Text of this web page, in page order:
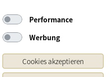
und zzgl.Versandkosten
Preisempfehlung des Herstellers
Performance
Werbung
Cookies akzeptieren